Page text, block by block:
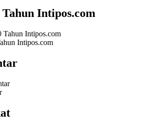
Intipos.com
Intipos.com